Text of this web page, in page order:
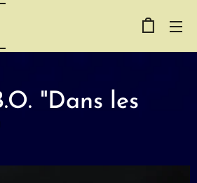
"Dans les